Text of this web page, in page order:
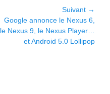
Suivant →
Article
suivant :
Google annonce le Nexus 6,
le Nexus 9, le Nexus Player…
et Android 5.0 Lollipop